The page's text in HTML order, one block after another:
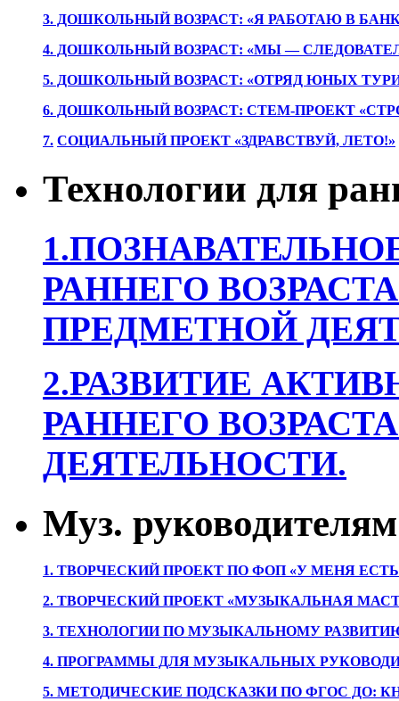
3. ДОШКОЛЬНЫЙ ВОЗРАСТ: «Я РАБОТАЮ В
4. ДОШКОЛЬНЫЙ ВОЗРАСТ: «МЫ —
5. ДОШКОЛЬНЫЙ ВОЗРАСТ: «ОТРЯД ЮНЫХ
6. ДОШКОЛЬНЫЙ ВОЗРАСТ: СТЕМ-ПРОЕКТ
7. СОЦИАЛЬНЫЙ ПРОЕКТ «ЗДРАВСТВУЙ, ЛЕТО!»
Технологии для
РАННЕГО
ПРЕДМЕТНОЙ
2.РАЗВИТИЕ
РАННЕГО
ДЕЯТЕЛЬНОСТИ.
Муз. руководителям
1. ТВОРЧЕСКИЙ ПРОЕКТ ПО ФОП «У МЕНЯ
2. ТВОРЧЕСКИЙ ПРОЕКТ «МУЗЫКАЛЬНАЯ
3. ТЕХНОЛОГИИ ПО МУЗЫКАЛЬНОМУ
4. ПРОГРАММЫ ДЛЯ МУЗЫКАЛЬНЫХ
5. МЕТОДИЧЕСКИЕ ПОДСКАЗКИ ПО ФГОС ДО: